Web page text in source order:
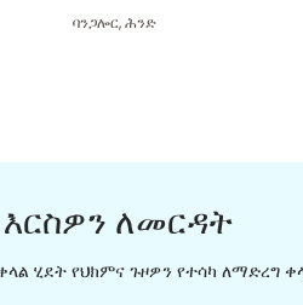
ባንጋሎር,ሕንድ
እርስዎን ለመርዳት
ሂደት የህክምና ጉዞዎን የተሳካ ለማድረግ